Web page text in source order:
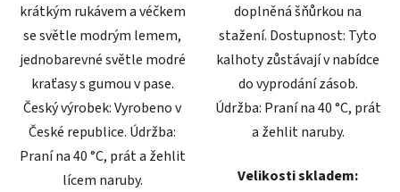
krátkým rukávem a véčkem
se světle modrým lemem,
jednobarevné světle modré
kraťasy s gumou v pase.
Český výrobek: Vyrobeno v
České republice. Údržba:
Praní na 40 °C, prát a žehlit
lícem naruby.
doplněná šňůrkou na
stažení. Dostupnost: Tyto
kalhoty zůstávají v nabídce
do vyprodání zásob.
Údržba: Praní na 40 °C, prát
a žehlit naruby.
Velikosti skladem: